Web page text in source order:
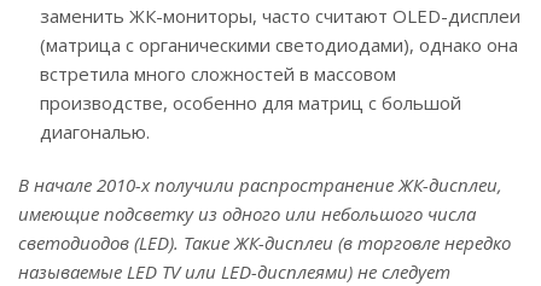
заменить ЖК-мониторы, часто считают OLED-дисплеи
(матрица с органическими светодиодами), однако она
встретила много сложностей в массовом
производстве, особенно для матриц с большой
диагональю.
В начале 2010-х получили распространение ЖК-дисплеи,
имеющие подсветку из одного или небольшого числа
светодиодов (LED). Такие ЖК-дисплеи (в торговле нередко
называемые LED TV или LED-дисплеями) не следует